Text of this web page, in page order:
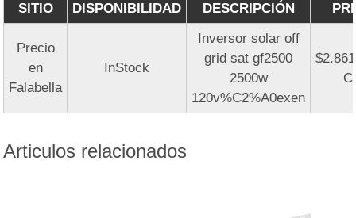
SITIO DISPONIBILIDAD DESCRIPCIÓN
Precio
en
Falabella
InStock
Inversor solar off
grid sat gf2500
2500w
120v%C2%A0exen
Articulos relacionados